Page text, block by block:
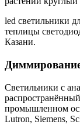
led светильники
теплицы
Казани.
Светильники с
промышленном
Lutron, Siemens,